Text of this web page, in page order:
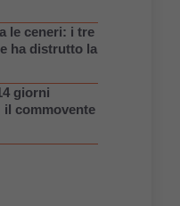
le ceneri: i tre
ha distrutto la
giorni
il commovente